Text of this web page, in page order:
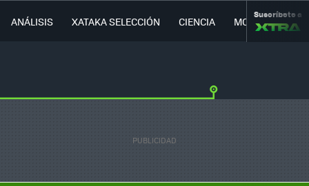
ANÁLISIS XATAKA SELECCIÓN CIENCIA MOVILIDAD
Suscríbete a